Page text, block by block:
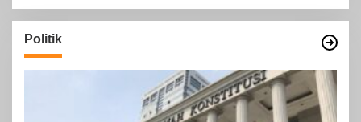
Politik